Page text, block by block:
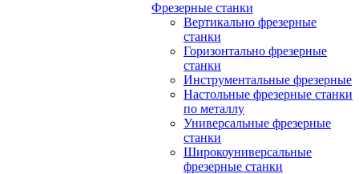
Фрезерные станки
Вертикально фрезерные
станки
Горизонтально фрезерные
станки
Инструментальные фрезерные
Настольные фрезерные станки
по металлу
Универсальные фрезерные
станки
Широкоуниверсальные
фрезерные станки